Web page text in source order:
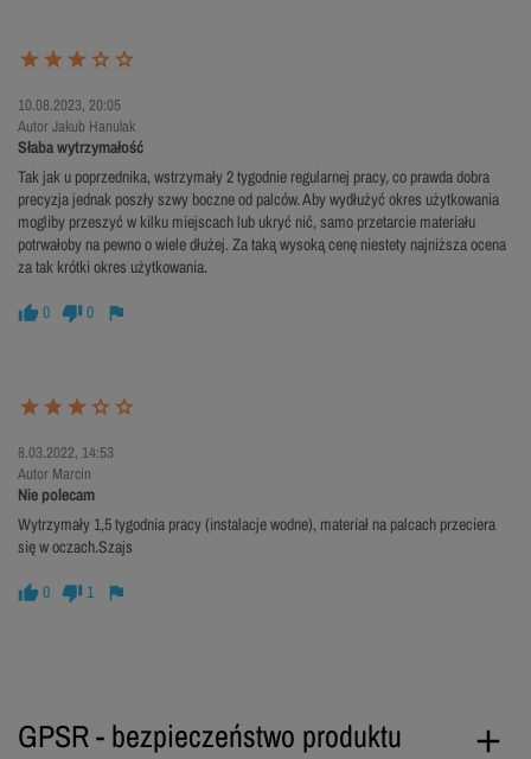
10.08.2023, 20:05
Autor Jakub Hanulak
Słaba wytrzymałość
Tak jak u poprzednika, wstrzymały 2 tygodnie regularnej pracy, co prawda dobra
precyzja jednak poszły szwy boczne od palców. Aby wydłużyć okres użytkowania
mogliby przeszyć w kilku miejscach lub ukryć nić, samo przetarcie materiału
potrwałoby na pewno o wiele dłużej. Za taką wysoką cenę niestety najniższa ocena
za tak krótki okres użytkowania.
0 0
8.03.2022, 14:53
Autor Marcin
Nie polecam
Wytrzymały 1,5 tygodnia pracy (instalacje wodne), materiał na palcach przeciera
się w oczach.Szajs
0 1
GPSR - bezpieczeństwo produktu